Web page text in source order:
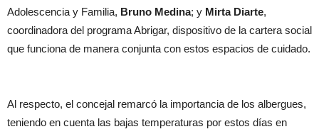
Adolescencia y Familia, Bruno Medina; y Mirta Diarte,
coordinadora del programa Abrigar, dispositivo de la cartera social
que funciona de manera conjunta con estos espacios de cuidado.
Al respecto, el concejal remarcó la importancia de los albergues,
teniendo en cuenta las bajas temperaturas por estos días en